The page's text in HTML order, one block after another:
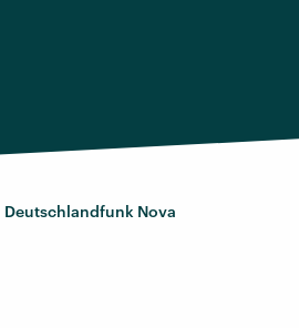
Deutschlandfunk Nova